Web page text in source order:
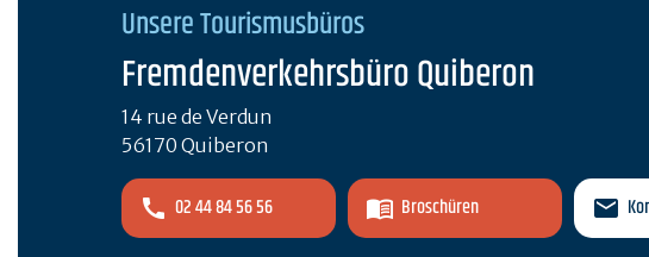
Unsere Tourismusbüros
Fremdenverkehrsbüro Quiberon
14 rue de Verdun
56170 Quiberon
02 44 84 56 56 Broschüren